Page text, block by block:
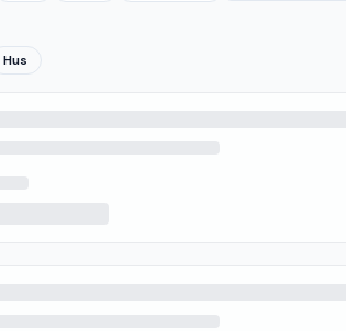
Hus